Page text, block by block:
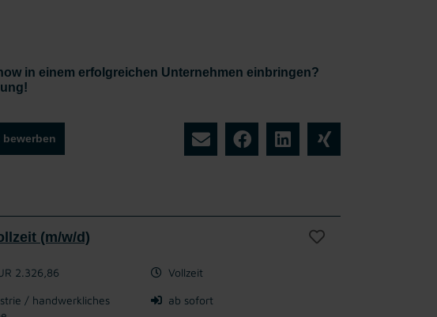
in einem erfolgreichen Unternehmen einbringen?
bewerben
(m/w/d)
2.326,86 Vollzeit
/ handwerkliches
ab sofort